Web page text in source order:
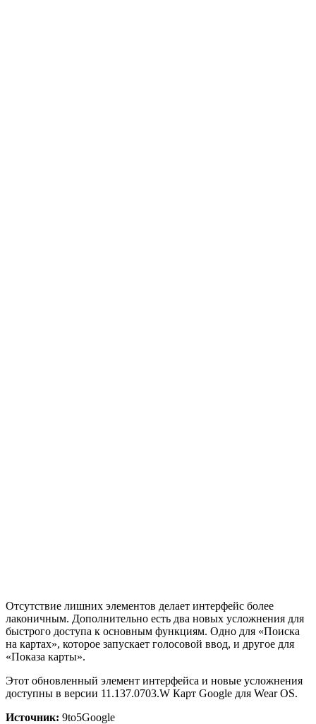
Отсутствие лишних элементов делает интерфейс более
лаконичным. Дополнительно есть два новых усложнения для
быстрого доступа к основным функциям. Одно для «Поиска
на картах», которое запускает голосовой ввод, и другое для
«Показа карты».
Этот обновленный элемент интерфейса и новые усложнения
доступны в версии 11.137.0703.W Карт Google для Wear OS.
Источник: 9to5Google